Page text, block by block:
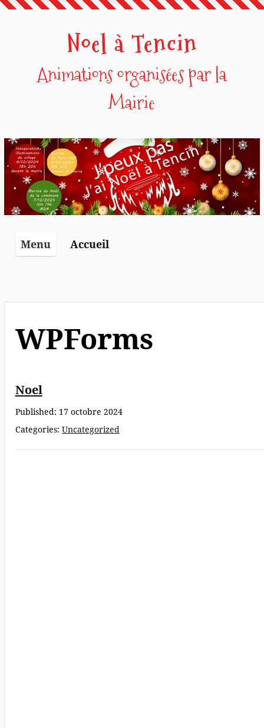
Noel à Tencin
Animations organisées par la
Mairie
Menu Accueil
Noël
WPForms
Noel
Published: 17 octobre 2024
Categories: Uncategorized